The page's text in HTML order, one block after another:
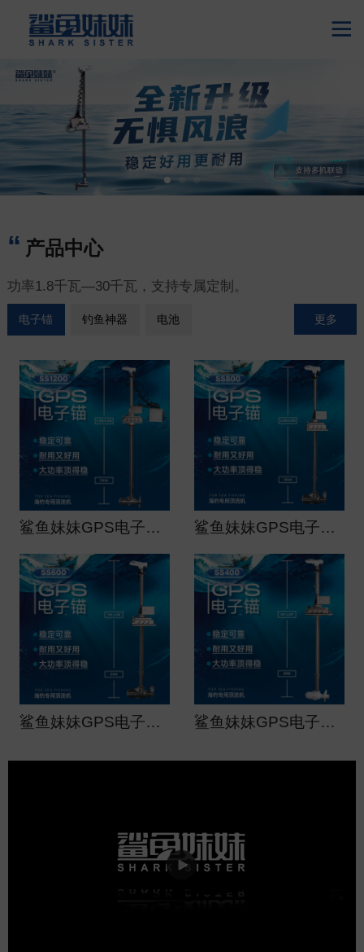

产品中心
功率1.8千瓦—30千瓦，支持专属定制。
电子锚 钓鱼神器 电池 更多
鲨鱼妹妹GPS电子锚（船用）大功率顶流机ss1200 鲨鱼妹妹GPS电子锚（船用）大功率顶流机ss800
鲨鱼妹妹GPS电子锚（船用）大功率顶流机ss600 鲨鱼妹妹GPS电子锚（船用）大功率顶流机ss400